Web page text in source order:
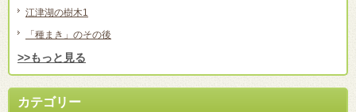
江津湖の樹木1
「種まき」のその後
>>もっと見る
カテゴリー